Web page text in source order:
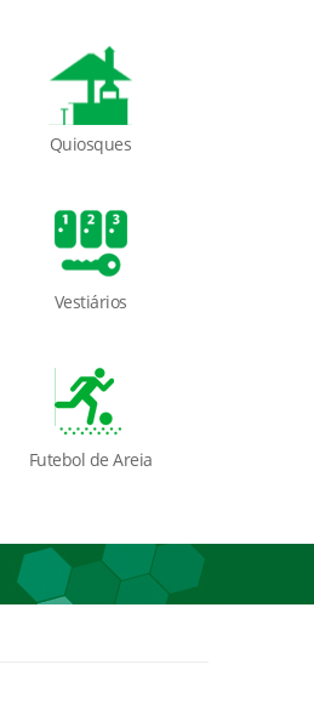
Quiosques
Vestiários
Futebol de Areia